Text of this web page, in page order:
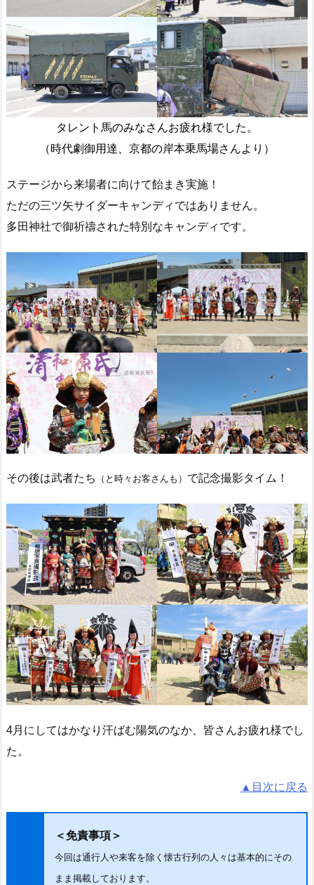
タレント馬のみなさんお疲れ様でした。
（時代劇御用達、京都の岸本乗馬場さんより）
ステージから来場者に向けて飴まき実施！
ただの三ツ矢サイダーキャンディではありません。
多田神社で御祈禱された特別なキャンディです。
その後は武者たち （と時々お客さんも） で記念撮影タイム！
4月にしてはかなり汗ばむ陽気のなか、皆さんお疲れ様でし
た。
▲目次に戻る
＜免責事項＞
今回は通行人や来客を除く懐古行列の人々は基本的にその
まま掲載しております。